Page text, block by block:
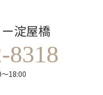
淀屋橋
8318
18:00